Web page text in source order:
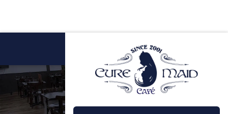
NEWS